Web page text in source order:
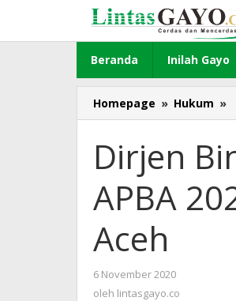
konten
Beranda Inilah Gayo
Homepage » Hukum »
Dirjen
APBA
Aceh
6 November 2020
oleh lintasgayo.co